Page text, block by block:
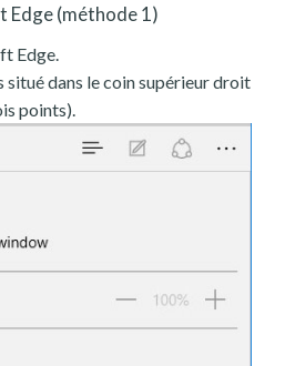
(méthode 1)
Edge.
situé dans le coin supérieur droit
points).